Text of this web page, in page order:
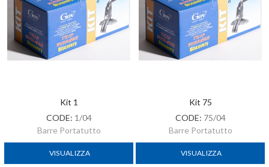
Kit 1
CODE: 1/04
Barre Portatutto
VISUALIZZA
Kit 75
CODE: 75/04
Barre Portatutto
VISUALIZZA